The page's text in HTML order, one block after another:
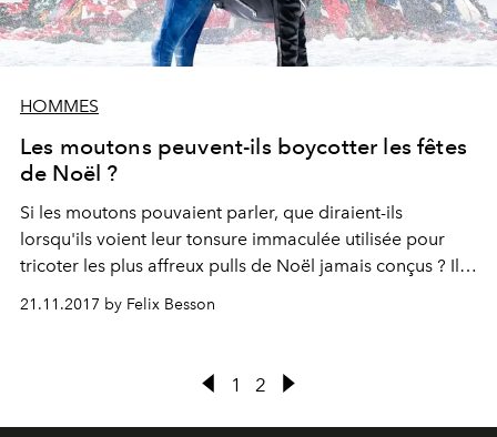
HOMMES
Les moutons peuvent-ils boycotter les fêtes
de Noël ?
Si les moutons pouvaient parler, que diraient-ils
lorsqu'ils voient leur tonsure immaculée utilisée pour
tricoter les plus affreux pulls de Noël jamais conçus ? Ils
crieraient au boycott des fêtes, bien sûr.
21.11.2017 by Felix Besson
1 2